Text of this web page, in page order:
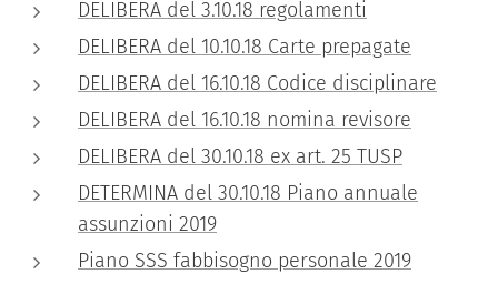
DELIBERA del 3.10.18 regolamenti
DELIBERA del 10.10.18 Carte prepagate
DELIBERA del 16.10.18 Codice disciplinare
DELIBERA del 16.10.18 nomina revisore
DELIBERA del 30.10.18 ex art. 25 TUSP
DETERMINA del 30.10.18 Piano annuale
assunzioni 2019
Piano SSS fabbisogno personale 2019